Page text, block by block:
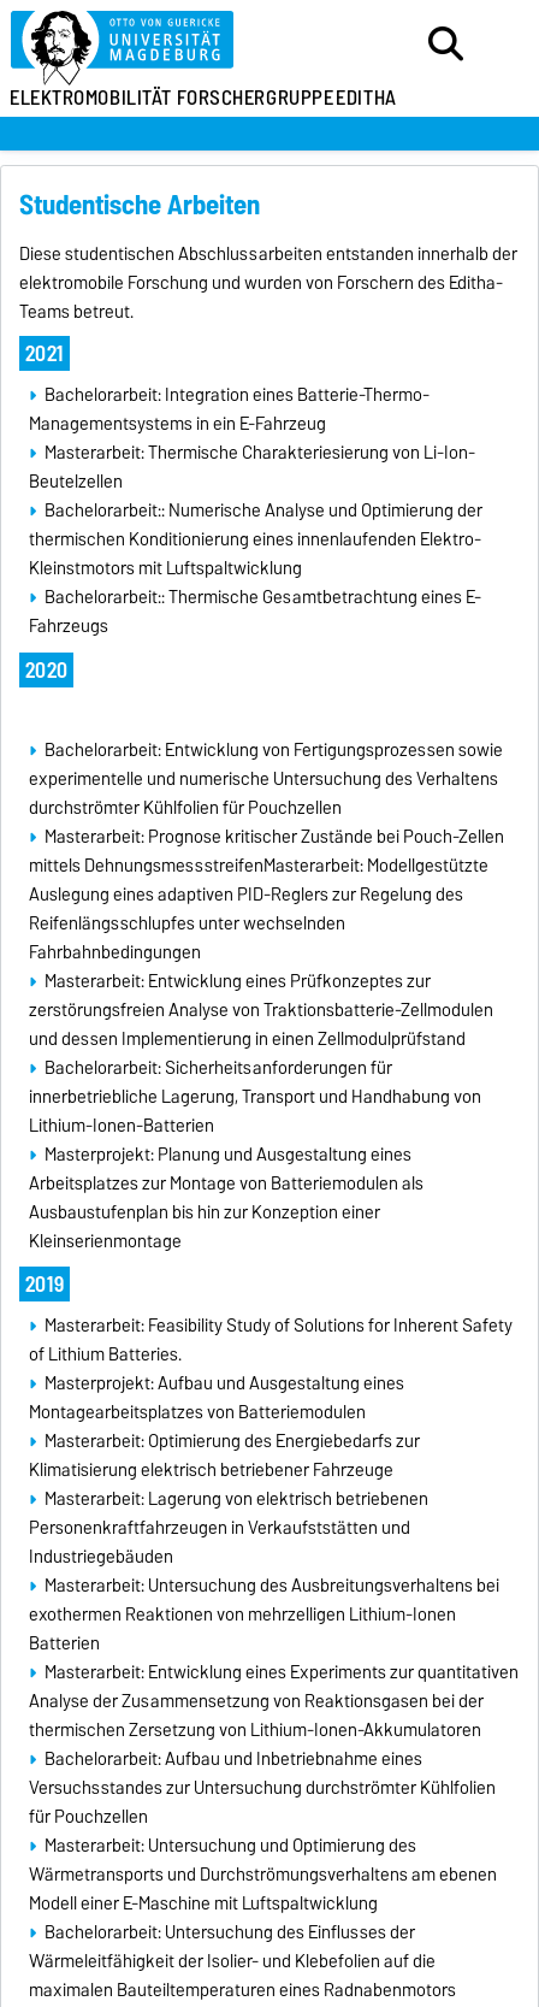
ELEKTROMOBILITÄT FORSCHERGRUPPEEDITHA
Studentische Arbeiten
Diese studentischen Abschlussarbeiten entstanden innerhalb der
elektromobile Forschung und wurden von Forschern des Editha-
Teams betreut.
2021
Bachelorarbeit: Integration eines Batterie-Thermo-
Managementsystems in ein E-Fahrzeug
Masterarbeit: Thermische Charakteriesierung von Li-Ion-
Beutelzellen
Bachelorarbeit:: Numerische Analyse und Optimierung der
thermischen Konditionierung eines innenlaufenden Elektro-
Kleinstmotors mit Luftspaltwicklung
Bachelorarbeit:: Thermische Gesamtbetrachtung eines E-
Fahrzeugs
2020
Bachelorarbeit: Entwicklung von Fertigungsprozessen sowie
experimentelle und numerische Untersuchung des Verhaltens
durchströmter Kühlfolien für Pouchzellen
Masterarbeit: Prognose kritischer Zustände bei Pouch-Zellen
mittels DehnungsmessstreifenMasterarbeit: Modellgestützte
Auslegung eines adaptiven PID-Reglers zur Regelung des
Reifenlängsschlupfes unter wechselnden
Fahrbahnbedingungen
Masterarbeit: Entwicklung eines Prüfkonzeptes zur
zerstörungsfreien Analyse von Traktionsbatterie-Zellmodulen
und dessen Implementierung in einen Zellmodulprüfstand
Bachelorarbeit: Sicherheitsanforderungen für
innerbetriebliche Lagerung, Transport und Handhabung von
Lithium-Ionen-Batterien
Masterprojekt: Planung und Ausgestaltung eines
Arbeitsplatzes zur Montage von Batteriemodulen als
Ausbaustufenplan bis hin zur Konzeption einer
Kleinserienmontage
2019
Masterarbeit: Feasibility Study of Solutions for Inherent Safety
of Lithium Batteries.
Masterprojekt: Aufbau und Ausgestaltung eines
Montagearbeitsplatzes von Batteriemodulen
Masterarbeit: Optimierung des Energiebedarfs zur
Klimatisierung elektrisch betriebener Fahrzeuge
Masterarbeit: Lagerung von elektrisch betriebenen
Personenkraftfahrzeugen in Verkaufststätten und
Industriegebäuden
Masterarbeit: Untersuchung des Ausbreitungsverhaltens bei
exothermen Reaktionen von mehrzelligen Lithium-Ionen
Batterien
Masterarbeit: Entwicklung eines Experiments zur quantitativen
Analyse der Zusammensetzung von Reaktionsgasen bei der
thermischen Zersetzung von Lithium-Ionen-Akkumulatoren
Bachelorarbeit: Aufbau und Inbetriebnahme eines
Versuchsstandes zur Untersuchung durchströmter Kühlfolien
für Pouchzellen
Masterarbeit: Untersuchung und Optimierung des
Wärmetransports und Durchströmungsverhaltens am ebenen
Modell einer E-Maschine mit Luftspaltwicklung
Bachelorarbeit: Untersuchung des Einflusses der
Wärmeleitfähigkeit der Isolier- und Klebefolien auf die
maximalen Bauteiltemperaturen eines Radnabenmotors